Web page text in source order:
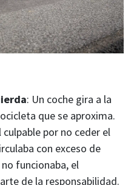
: Un coche gira a la
que se aproxima.
culpable por no ceder el
con exceso de
funcionaba, el
de la responsabilidad.